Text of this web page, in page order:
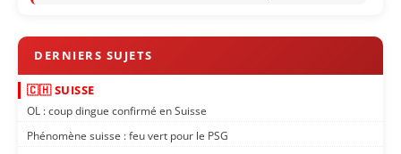
🇨🇭 SUISSE
OL : coup dingue confirmé en Suisse
Phénomène suisse : feu vert pour le PSG